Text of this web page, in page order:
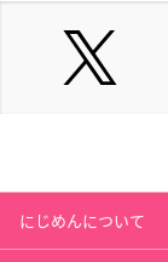
にじめんについて